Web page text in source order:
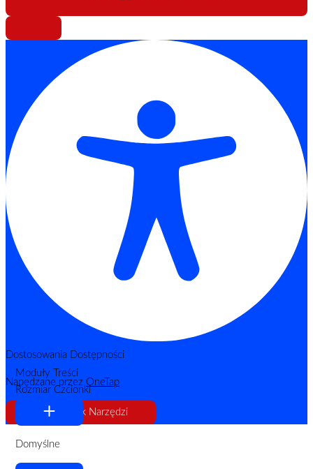
Dostosowania Dostępności
Napędzane przez OneTap
Ukryj Pasek Narzędzi
Moduły Treści
Rozmiar Czcionki
Domyślne